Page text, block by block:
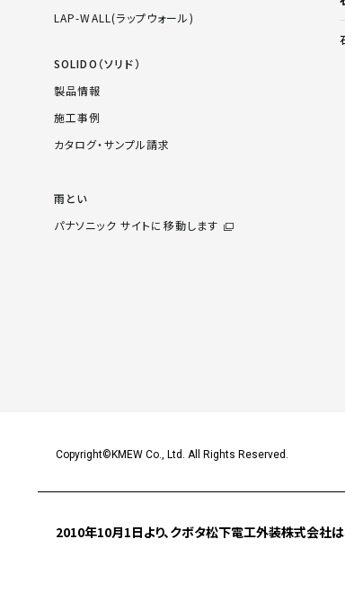
LAP-WALL(ラップウォール)
SOLIDO（ソリド）
製品情報
施工事例
カタログ・サンプル請求
雨とい
パナソニック サイトに移動します
Copyright©KMEW Co., Ltd. All Rights Reserved.
2010年10月1日より、クボタ松下電工外装株式会社は